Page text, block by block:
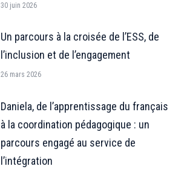
30 juin 2026
Un parcours à la croisée de l’ESS, de
l’inclusion et de l’engagement
26 mars 2026
Daniela, de l’apprentissage du français
à la coordination pédagogique : un
parcours engagé au service de
l’intégration